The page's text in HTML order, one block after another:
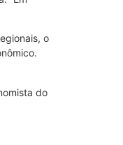
o
do